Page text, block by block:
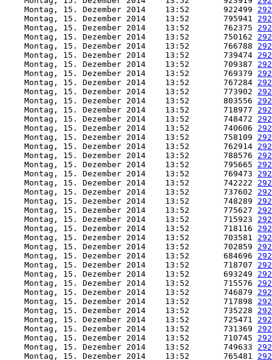
    Montag, 15. Dezember 2014    13:52       922499
    Montag, 15. Dezember 2014    13:52       795941
    Montag, 15. Dezember 2014    13:52       762375
    Montag, 15. Dezember 2014    13:52       750162
    Montag, 15. Dezember 2014    13:52       766788
    Montag, 15. Dezember 2014    13:52       739474
    Montag, 15. Dezember 2014    13:52       709387
    Montag, 15. Dezember 2014    13:52       769379
    Montag, 15. Dezember 2014    13:52       767284
    Montag, 15. Dezember 2014    13:52       773902
    Montag, 15. Dezember 2014    13:52       803556
    Montag, 15. Dezember 2014    13:52       718977
    Montag, 15. Dezember 2014    13:52       748472
    Montag, 15. Dezember 2014    13:52       740606
    Montag, 15. Dezember 2014    13:52       758109
    Montag, 15. Dezember 2014    13:52       762914
    Montag, 15. Dezember 2014    13:52       788576
    Montag, 15. Dezember 2014    13:52       795665
    Montag, 15. Dezember 2014    13:52       769473
    Montag, 15. Dezember 2014    13:52       742222
    Montag, 15. Dezember 2014    13:52       737602
    Montag, 15. Dezember 2014    13:52       748289
    Montag, 15. Dezember 2014    13:52       775627
    Montag, 15. Dezember 2014    13:52       715923
    Montag, 15. Dezember 2014    13:52       718116
    Montag, 15. Dezember 2014    13:52       703581
    Montag, 15. Dezember 2014    13:52       702859
    Montag, 15. Dezember 2014    13:52       684696
    Montag, 15. Dezember 2014    13:52       718707
    Montag, 15. Dezember 2014    13:52       693249
    Montag, 15. Dezember 2014    13:52       715576
    Montag, 15. Dezember 2014    13:52       746879
    Montag, 15. Dezember 2014    13:52       717898
    Montag, 15. Dezember 2014    13:52       735228
    Montag, 15. Dezember 2014    13:52       725471
    Montag, 15. Dezember 2014    13:52       731369
    Montag, 15. Dezember 2014    13:52       710745
    Montag, 15. Dezember 2014    13:52       749633
    Montag, 15. Dezember 2014    13:52       765481